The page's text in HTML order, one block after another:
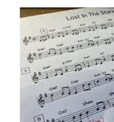
YouTube
Online Lesson